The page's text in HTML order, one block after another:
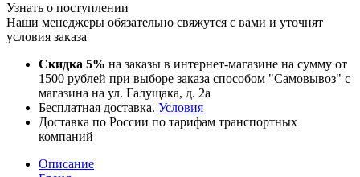
Узнать о поступлении
Наши менеджеры обязательно свяжутся с вами и уточнят
условия заказа
Скидка 5% на заказы в интернет-магазине на сумму от
1500 рублей при выборе заказа способом "Самовывоз" с
магазина на ул. Галущака, д. 2а
Бесплатная доставка. Условия
Доставка по России по тарифам транспортных
компаний
Описание